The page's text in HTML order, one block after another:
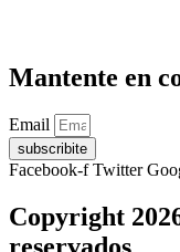
Mantente en
Email
subscribite
Facebook-f Twitter
Copyright